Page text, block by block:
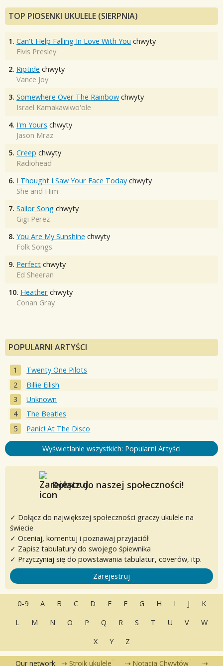
TOP PIOSENKI UKULELE (SIERPNIA)
1. Can't Help Falling In Love With You chwyty
Elvis Presley
2. Riptide chwyty
Vance Joy
3. Somewhere Over The Rainbow chwyty
Israel Kamakawiwo'ole
4. I'm Yours chwyty
Jason Mraz
5. Creep chwyty
Radiohead
6. I Thought I Saw Your Face Today chwyty
She and Him
7. Sailor Song chwyty
Gigi Perez
8. You Are My Sunshine chwyty
Folk Songs
9. Perfect chwyty
Ed Sheeran
10. Heather chwyty
Conan Gray
POPULARNI ARTYŚCI
Twenty One Pilots
Billie Eilish
Unknown
The Beatles
Panic! At The Disco
Wyświetlanie wszystkich: Popularni Artyści
Dołącz do naszej społeczności!
✓ Dołącz do największej społeczności graczy ukulele na
świecie
✓ Oceniaj, komentuj i poznawaj przyjaciół
✓ Zapisz tabulatury do swojego śpiewnika
✓ Przyczyniaj się do powstawania tabulatur, coverów, itp.
Zarejestruj
0-9 A B C D E F G H I J
K
L
M N O P Q R S T U V
W
X
Y Z
Our network: Stroik ukulele Notacja Chwytów